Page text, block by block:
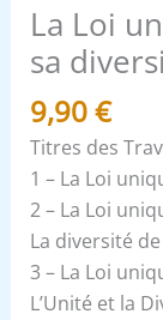
La Loi
sa
9,90€
Titres des
1 – La Loi
2 – La Loi
La diversité
3 – La Loi
L’Unité et la